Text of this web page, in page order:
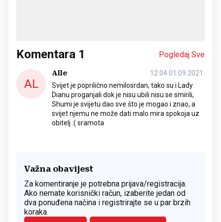
Komentara 1 Pogledaj Sve
AL
Alle
12:04 01.09.2021.
Svijet je poprilično nemilosrdan, tako su i Lady
Dianu proganjali dok je nisu ubili nisu se smirili,
Shumi je svijetu dao sve što je mogao i znao, a
svijet njemu ne može dati malo mira spokoja uz
obitelj :( sramota
Važna obavijest
Za komentiranje je potrebna prijava/registracija.
Ako nemate korisnički račun, izaberite jedan od
dva ponuđena načina i registrirajte se u par brzih
koraka.